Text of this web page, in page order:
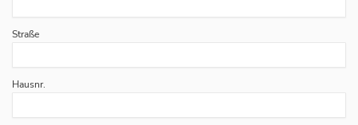
Straße
Hausnr.